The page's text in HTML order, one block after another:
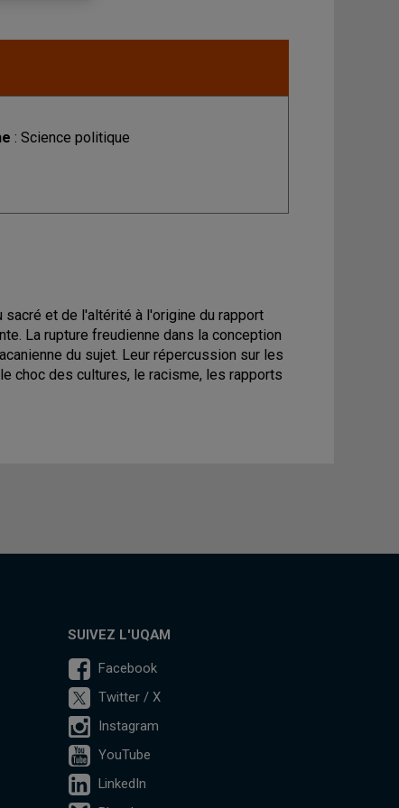
: Science politique
et de l'altérité à l'origine du rapport
La rupture freudienne dans la conception
du sujet. Leur répercussion sur les
choc des cultures, le racisme, les rapports
SUIVEZ L'UQAM
Facebook
Twitter / X
Instagram
YouTube
LinkedIn